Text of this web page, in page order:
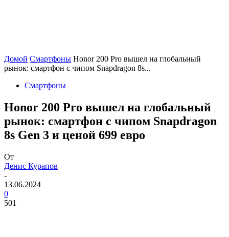
Домой Смартфоны Honor 200 Pro вышел на глобальный
рынок: смартфон с чипом Snapdragon 8s...
Смартфоны
Honor 200 Pro вышел на глобальный
рынок: смартфон с чипом Snapdragon
8s Gen 3 и ценой 699 евро
От
Денис Курапов
-
13.06.2024
0
501